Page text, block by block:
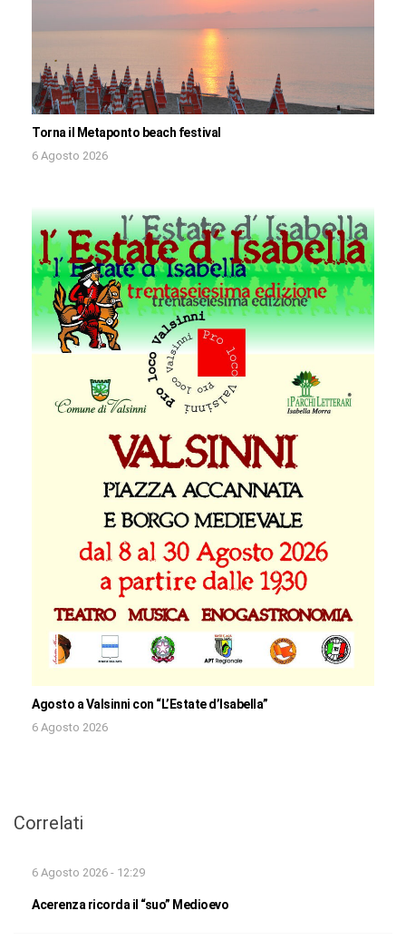
Torna il Metaponto beach festival
6 Agosto 2026
Agosto a Valsinni con “L’Estate d’Isabella”
6 Agosto 2026
Correlati
6 Agosto 2026 - 12:29
Acerenza ricorda il “suo” Medioevo